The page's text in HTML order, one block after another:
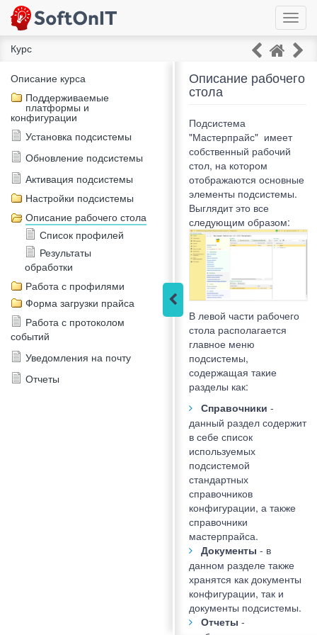
Курс
Описание курса
Поддерживаемые
платформы и
конфигурации
Установка подсистемы
Обновление подсистемы
Активация подсистемы
Настройки подсистемы
Описание рабочего стола
Список профилей
Результаты
обработки
Работа с профилями
Форма загрузки прайса
Работа с протоколом
событий
Уведомления на почту
Отчеты
Описание рабочего
стола
Подсистема
"Мастерпрайс" имеет
собственный рабочий
стол, на котором
отображаются основные
элементы подсистемы.
Выглядит это все
следующим образом:
В левой части рабочего
стола располагается
главное меню
подсистемы,
содержащая такие
разделы как:
Справочники -
данный раздел содержит
в себе список
используемых
подсистемой
стандартных
справочников
конфигурации, а также
справочники
мастерпрайса.
Документы - в
данном разделе также
хранятся как документы
конфигурации, так и
документы подсистемы.
Отчеты -